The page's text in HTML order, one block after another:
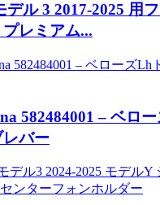
デル 3 2017-2025 用
レミアム...
582484001 – ベロ
レバー